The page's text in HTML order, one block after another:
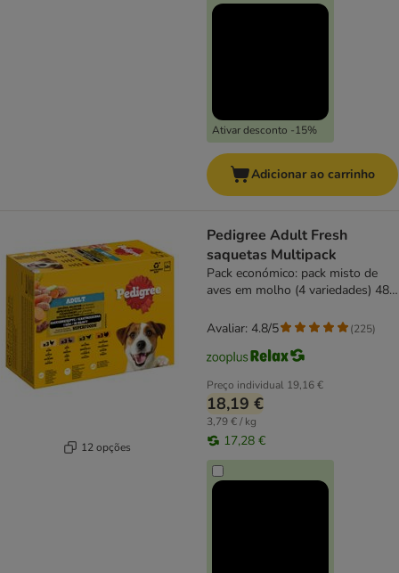
Ativar desconto -15%
Adicionar ao carrinho
12 opções
Pedigree Adult Fresh
saquetas Multipack
Pack económico: pack misto de
aves em molho (4 variedades) 48
Preço individual 19,16 €
18,19 €
3,79 € / kg
17,28 €
Avaliar: 4.8/5 (225)